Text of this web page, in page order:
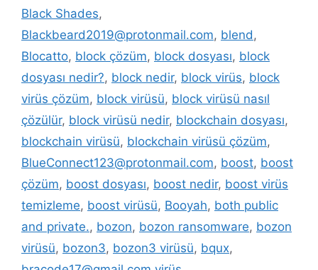
Black Shades,
Blackbeard2019@protonmail.com, blend,
Blocatto, block çözüm, block dosyası, block
dosyası nedir?, block nedir, block virüs, block
virüs çözüm, block virüsü, block virüsü nasıl
çözülür, block virüsü nedir, blockchain dosyası,
blockchain virüsü, blockchain virüsü çözüm,
BlueConnect123@protonmail.com, boost, boost
çözüm, boost dosyası, boost nedir, boost virüs
temizleme, boost virüsü, Booyah, both public
and private., bozon, bozon ransomware, bozon
virüsü, bozon3, bozon3 virüsü, bqux,